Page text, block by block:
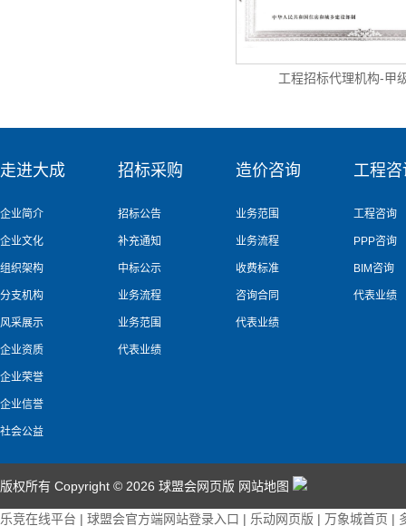
工程招标代理机构-甲
走进大成
企业简介
企业文化
组织架构
分支机构
风采展示
企业资质
企业荣誉
企业信誉
社会公益
招标采购
招标公告
补充通知
中标公示
业务流程
业务范围
代表业绩
造价咨询
业务范围
业务流程
收费标准
咨询合同
代表业绩
工程咨
工程咨询
PPP咨询
BIM咨询
代表业绩
版权所有 Copyright © 2026 球盟会网页版 网站地图
乐竞在线平台 | 球盟会官方端网站登录入口 | 乐动网页版 | 万象城首页 |